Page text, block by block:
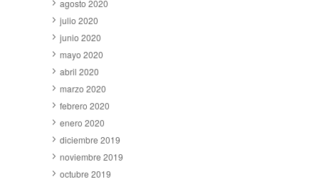
agosto 2020
julio 2020
junio 2020
mayo 2020
abril 2020
marzo 2020
febrero 2020
enero 2020
diciembre 2019
noviembre 2019
octubre 2019